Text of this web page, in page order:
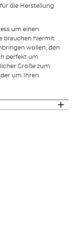
die Herstellung
um einen
brauchen hiermit
wollen, den
perfekt um
Größe zum
um Ihren